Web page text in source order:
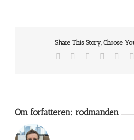
Share This Story, Choose
Facebook Reddit LinkedIn
Om forfatteren: rodmanden